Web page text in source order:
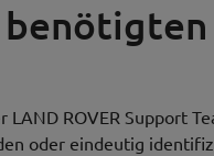
LAND ROVER Support
oder eindeutig